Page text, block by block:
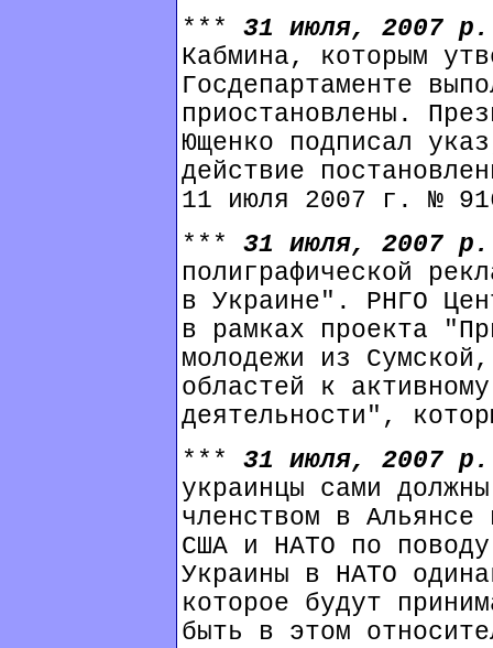
*** 31 июля, 2007
Кабмина, которым
Госдепартаменте
приостановлены.
Ющенко подписал
действие
11 июля 2007 г. №
*** 31 июля, 2007
полиграфической
в Украине". РНГО
в рамках проекта
молодежи из
областей к
деятельности",
*** 31 июля, 2007
украинцы сами
членством в Альянсе
США и НАТО по
Украины в НАТО
которое будут
быть в этом